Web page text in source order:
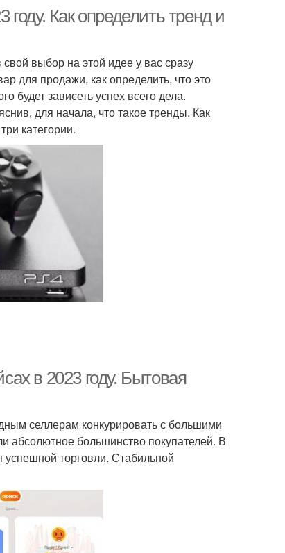
Как определить тренд и
выбор на этой идее у вас сразу
для продажи, как определить, что это
будет зависеть успех всего дела.
для начала, что такое тренды. Как
категории.
в 2023 году. Бытовая
селлерам конкурировать с большими
абсолютное большинство покупателей. В
успешной торговли. Стабильной